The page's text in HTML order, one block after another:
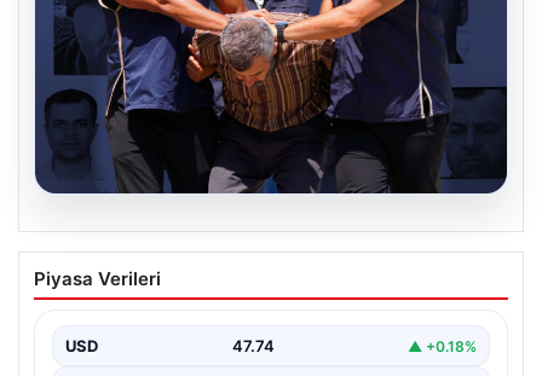
07.08.2026
FETÖ’nün Suikast Timindeki Burkay
Karatepe’den İlgili Gelişmeler ve Arama
15 Temmuz darbe girişimi sırasında Cumhurbaşkanı
Piyasa Verileri
USD 47.74 ▲ +0.18%